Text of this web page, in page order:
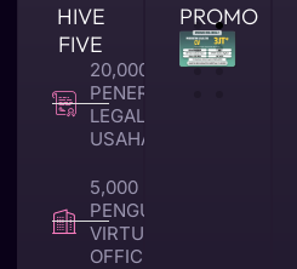
HIVE
FIVE
20,000 +
PENERBITAN
LEGALITAS
USAHA
5,000 +
PENGUNA
VIRTUAL
OFFICE
PROMO